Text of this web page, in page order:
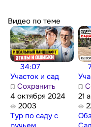
Видео по теме
34:07
Участок и сад
Сохранить
4 октября 2024
2003
Тур по саду с
21